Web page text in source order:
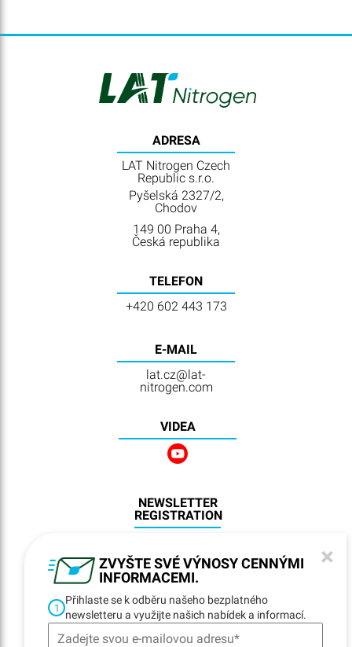
ZVYŠTE SVÉ VÝNOSY CENNÝMI
INFORMACEMI.
×
1
Přihlaste se k odběru našeho bezplatného
newsletteru a využijte našich nabídek a informací.
ADRESA
LAT Nitrogen Czech
Republic s.r.o.
Pyšelská 2327/2,
Chodov
149 00 Praha 4,
Česká republika
TELEFON
+420 602 443 173
E-MAIL
lat.cz@lat-
nitrogen.com
VIDEA
NEWSLETTER
REGISTRATION
NAVIGACE
Home
Lokality